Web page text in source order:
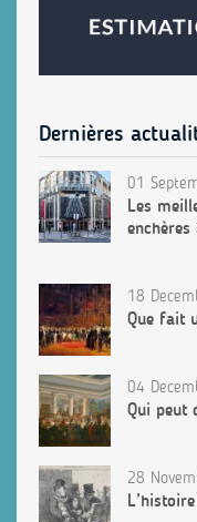
Dernières
01
Les
18
Que fait
04
Qui peut
28